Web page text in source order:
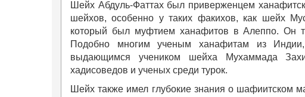
Шейх Абдуль-Фаттах был приверженцем
шейхов, особенно у таких факихов, как шейх
который был муфтием ханафитов в Алеппо. Он
Подобно многим ученым ханафитам из
выдающимся учеником шейха Мухаммада
хадисоведов и ученых среди турок.
Шейх также имел глубокие знания о шафиитском